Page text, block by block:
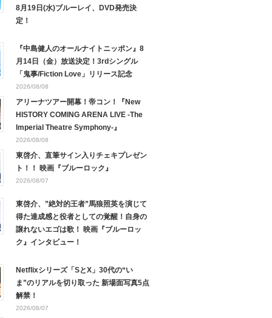
8月19日(水)ブルーレイ、DVD発売決
定！
『中島健人のオールナイトニッポン』8
月14日（金）放送決定！3rdシングル
「鬼事/Fiction Love」リリース記念
2026/08/08
アリーナツアー開幕！帝コン！『New
HISTORY COMING ARENA LIVE -The
Imperial Theatre Symphony-』
2026/08/08
東啓介、直筆サイン入りチェキプレゼン
ト！！ 映画『ブルーロック』
2026/08/07
東啓介、”絶対的王者”馬狼照英を演じて
得た達成感と役者としての覚醒！自身の
譲れないエゴは歌！ 映画『ブルーロッ
ク』インタビュー！
Netflixシリーズ「SとX」30代の“い
ま”のリアルを切り取った 新場面写真5点
解禁！
2026/08/07